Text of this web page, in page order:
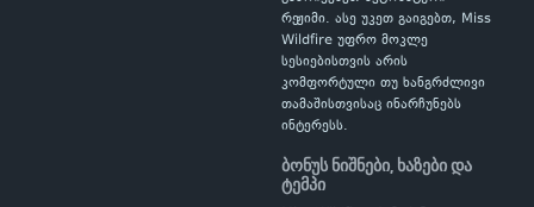
რეჟიმი. ასე უკეთ გაიგებთ, Miss
Wildfire უფრო მოკლე
სესიებისთვის არის
კომფორტული თუ ხანგრძლივი
თამაშისთვისაც ინარჩუნებს
ინტერესს.
ბონუს ნიშნები, ხაზები და
ტემპი